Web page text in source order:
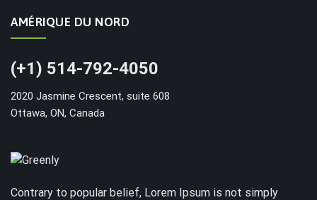
AMÉRIQUE DU NORD
(+1) 514-792-4050
2020 Jasmine Crescent, suite 608
Ottawa, ON, Canada
Contrary to popular belief, Lorem Ipsum is not simply